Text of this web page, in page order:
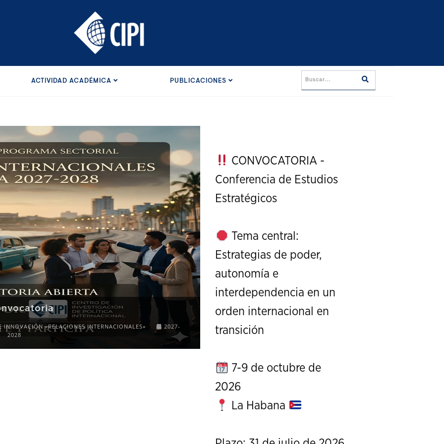
ACTIVIDAD ACADÉMICA PUBLICACIONES
XI Conference on Strategic Studies
OCTOBER 7 TO 9, 2026
CONVOCATORIA -
Conferencia de Estudios
Estratégicos
Tema central:
Estrategias de poder,
autonomía e
interdependencia en un
orden internacional en
transición
7-9 de octubre de
2026
La Habana